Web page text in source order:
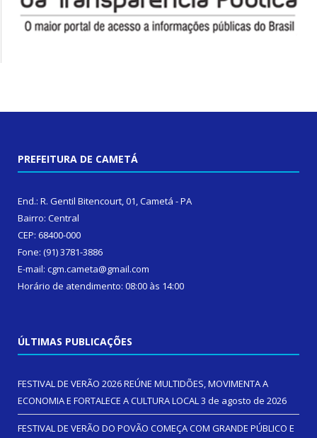
PREFEITURA DE CAMETÁ
End.: R. Gentil Bitencourt, 01, Cametá - PA
Bairro: Central
CEP: 68400-000
Fone: (91) 3781-3886
E-mail: cgm.cameta@gmail.com
Horário de atendimento: 08:00 às 14:00
ÚLTIMAS PUBLICAÇÕES
FESTIVAL DE VERÃO 2026 REÚNE MULTIDÕES, MOVIMENTA A
ECONOMIA E FORTALECE A CULTURA LOCAL3 de agosto de 2026
FESTIVAL DE VERÃO DO POVÃO COMEÇA COM GRANDE PÚBLICO E